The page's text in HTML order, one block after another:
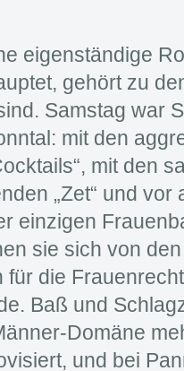
eigenständige
gehört zu
Samstag war
mit den
mit den
„Zet“ und vor
einzigen
sie sich von
für die
Baß und
Domäne
und bei